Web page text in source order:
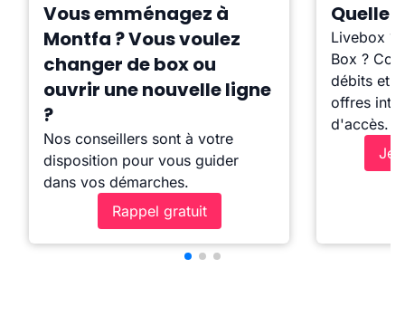
Vous emménagez à
Montfa ? Vous voulez
changer de box ou
ouvrir une nouvelle ligne
?
Nos conseillers sont à votre
disposition pour vous guider
dans vos démarches.
Rappel gratuit
Quelle
Livebox ?
Box ?
débits et
offres
d'accès.
Je